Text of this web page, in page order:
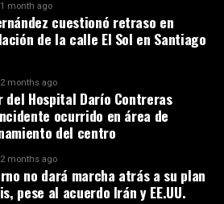
1 month ago
cuestionó retraso en
de la calle El Sol en Santiago
2 months ago
del Hospital Darío Contreras
ocurrido en área de
del centro
2 months ago
no dará marcha atrás a su plan
pese al acuerdo Irán y EE.UU.